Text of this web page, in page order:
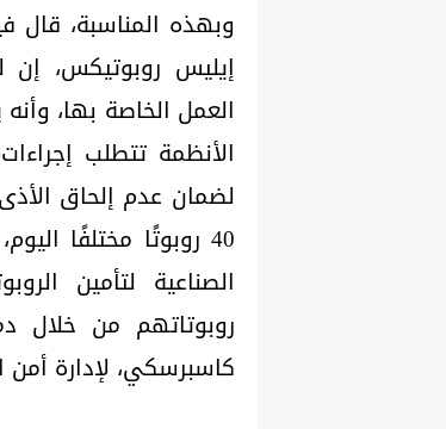
وبهذه المناسبة،
إيليس روبوتيكس، إن
العمل الخاصة بها،
الأنظمة تتطلب
40 روبوتًا مختلفًا
الصناعية لتأمين
كاسبرسكي، لإدارة أمن